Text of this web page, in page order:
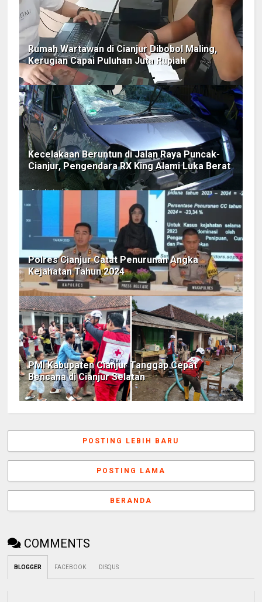
Rumah Wartawan di Cianjur Dibobol Maling,
Kerugian Capai Puluhan Juta Rupiah
Kecelakaan Beruntun di Jalan Raya Puncak-
Cianjur, Pengendara RX King Alami Luka Berat
Polres Cianjur Catat Penurunan Angka
Kejahatan Tahun 2024
PMI Kabupaten Cianjur Tanggap Cepat
Bencana di Cianjur Selatan
POSTING LEBIH BARU
POSTING LAMA
BERANDA
COMMENTS
BLOGGER FACEBOOK DISQUS